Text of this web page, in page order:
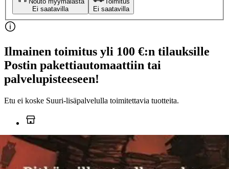
Ei saatavilla
Ei saatavilla
Ilmainen toimitus yli 100 €:n tilauksille
Postin pakettiautomaattiin tai
palvelupisteeseen!
Etu ei koske Suuri‑lisäpalvelulla toimitettavia tuotteita.
Tarkista myymäläsaatavuus